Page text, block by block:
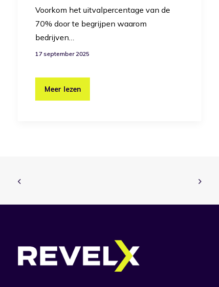
Voorkom het uitvalpercentage van de
70% door te begrijpen waarom
bedrijven…
17 september 2025
Meer lezen